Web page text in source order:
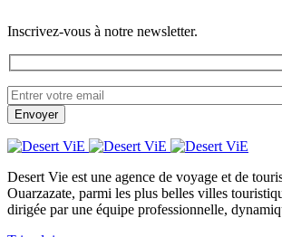
Inscrivez-vous à notre newsletter.
Desert Vie est une agence de voyage et de
Ouarzazate, parmi les plus belles villes
dirigée par une équipe professionnelle,